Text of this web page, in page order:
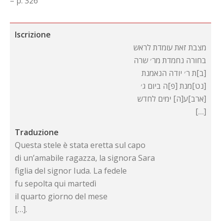
Iscrizione
מצבת זאת עומדת לראש
בחורה נחמדת מר׳ שרה
ב]ת ר׳ יודה הנאמנת]
נט]מנת [פ]ה ביום ג׳]
ארב]ע[ה] ימים לחדש]
[…]
Traduzione
Questa stele è stata eretta sul capo
di un’amabile ragazza, la signora Sara
figlia del signor Iuda. La fedele
fu sepolta qui martedì
il quarto giorno del mese
[…].